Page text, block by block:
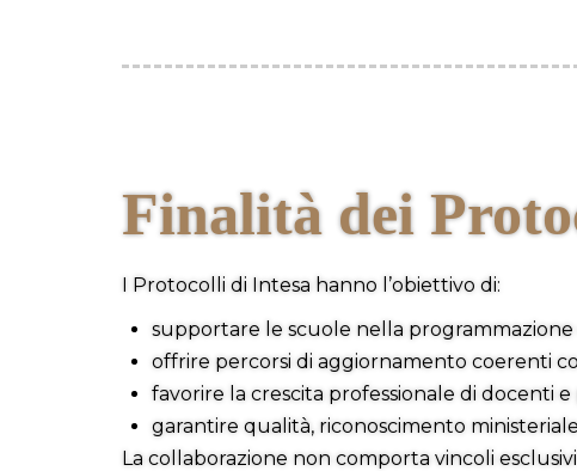
Finalità dei
I Protocolli di Intesa hanno l’obiettivo di:
supportare le scuole nella
offrire percorsi di aggiornamento coerenti
favorire la crescita professionale di docenti
garantire qualità, riconoscimento
La collaborazione non comporta vincoli